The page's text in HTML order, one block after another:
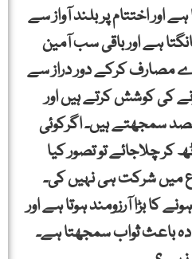
اور اختتام پر بلند آواز سے
ہے اور باقی سب آمین
مصارف کرکے دور دراز سے
کی کوشش کرتے ہیں اور
سمجھتے ہیں۔ اگرکوئی
کر چلاجائے تو تصور کیا
میں شرکت ہی نہیں کی۔
کا بڑا آرزومند ہوتا ہے اور
باعث ثواب سمجھتا ہے۔